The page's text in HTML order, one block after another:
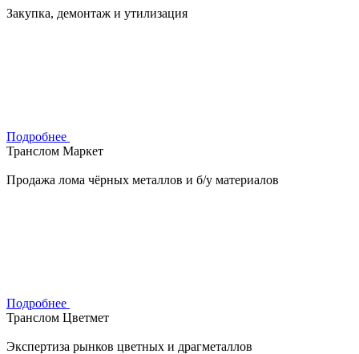
Закупка, демонтаж и утилизация
Подробнее
Транслом Маркет
Продажа лома чёрных металлов и б/у материалов
Подробнее
Транслом Цветмет
Экспертиза рынков цветных и драгметаллов